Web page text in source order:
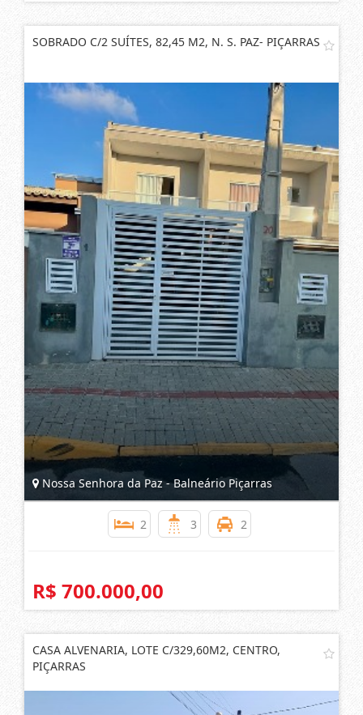
SOBRADO C/2 SUÍTES, 82,45 M2, N. S. PAZ- PIÇARRAS
Nossa Senhora da Paz - Balneário Piçarras
2 3 2
R$ 700.000,00
CASA ALVENARIA, LOTE C/329,60M2, CENTRO,
PIÇARRAS